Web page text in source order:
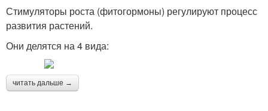
Стимуляторы роста (фитогормоны) регулируют процесс
развития растений.
Они делятся на 4 вида:
читать дальше →